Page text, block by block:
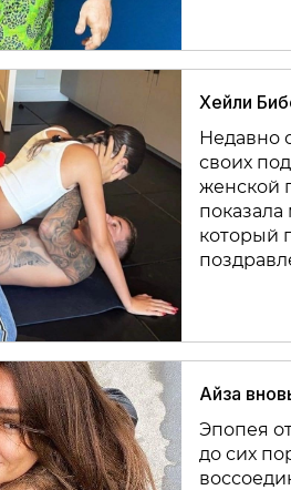
Хейли
Недавно
своих
женской
который
Айза
Эпопея
до сих